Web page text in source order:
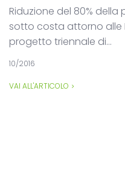
Riduzione del 80%
sotto costa attorno alle
progetto triennale di...
10/2016
VAI ALL'ARTICOLO